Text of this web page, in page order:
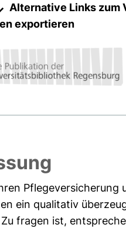
Alternative Links zum
exportieren
ein qualitativ
fragen ist,